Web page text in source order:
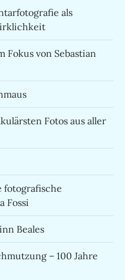
als
Fokus von Sebastian
Fotos aus aller
fotografische
Fossi
Beales
– 100 Jahre